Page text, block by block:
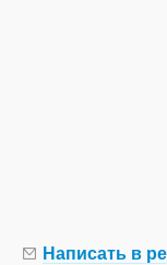
Написать в